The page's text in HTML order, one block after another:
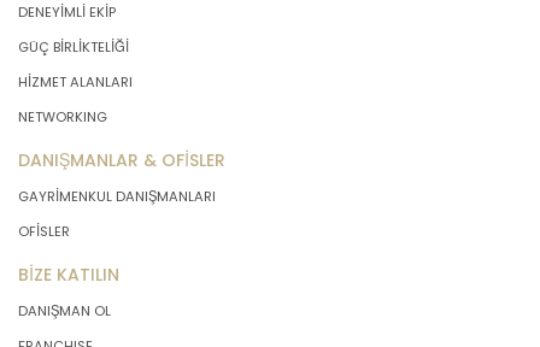
DENEYİMLİ EKİP
GÜÇ BİRLİKTELİĞİ
HİZMET ALANLARI
NETWORKING
DANIŞMANLAR & OFİSLER
GAYRİMENKUL DANIŞMANLARI
OFİSLER
BİZE KATILIN
DANIŞMAN OL